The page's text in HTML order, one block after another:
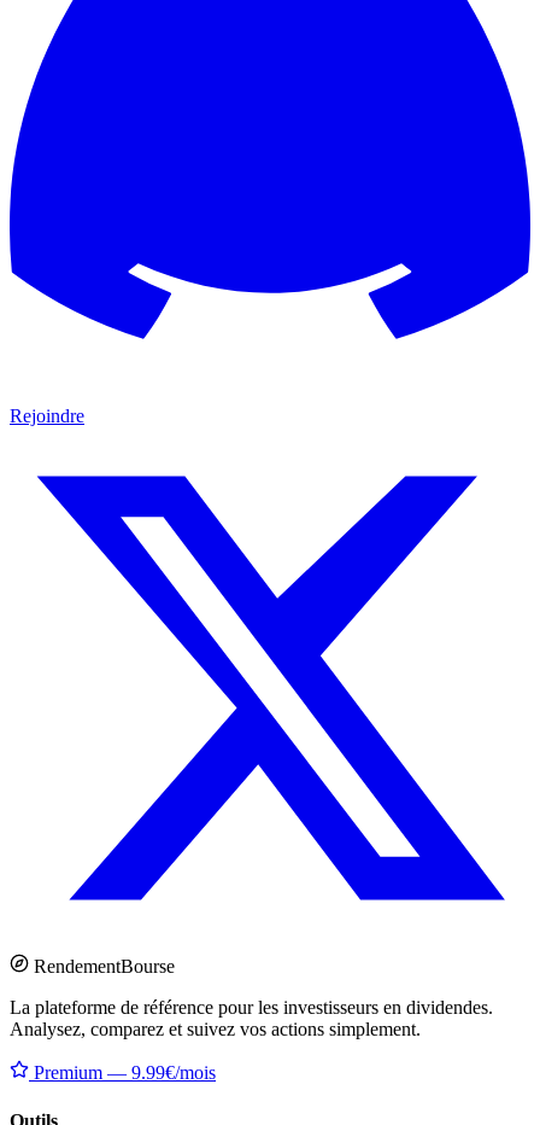
Rejoindre
RendementBourse
La plateforme de référence pour les investisseurs en dividendes.
Analysez, comparez et suivez vos actions simplement.
Premium — 9.99€/mois
Outils